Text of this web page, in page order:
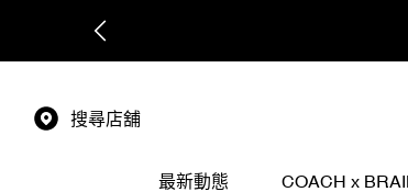
搜尋店舖
最新動態 COACH x